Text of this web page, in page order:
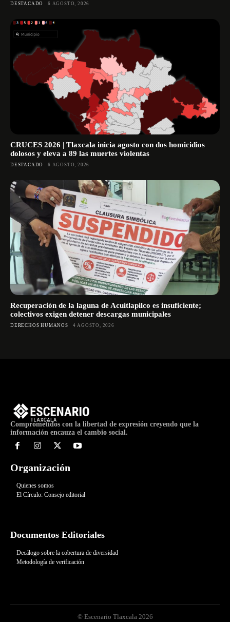
DESTACADO 6 AGOSTO, 2026
CRUCES 2026 | Tlaxcala inicia agosto con dos homicidios
dolosos y eleva a 89 las muertes violentas
DESTACADO 6 AGOSTO, 2026
Recuperación de la laguna de Acuitlapilco es insuficiente;
colectivos exigen detener descargas municipales
DERECHOS HUMANOS 4 AGOSTO, 2026
Comprometidos con la libertad de expresión creyendo que la
información encauza el cambio social.
Organización
Quienes somos
El Círculo: Consejo editorial
Documentos Editoriales
Decálogo sobre la cobertura de diversidad
Metodología de verificación
© Escenario Tlaxcala 2026